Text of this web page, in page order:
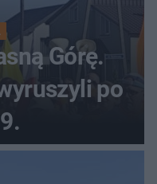
Górę.
po